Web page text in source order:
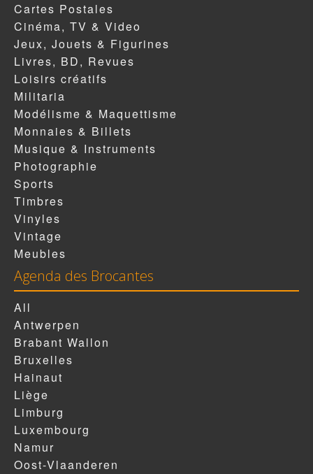
Cartes Postales
Cinéma, TV & Video
Jeux, Jouets & Figurines
Livres, BD, Revues
Loisirs créatifs
Militaria
Modélisme & Maquettisme
Monnaies & Billets
Musique & Instruments
Photographie
Sports
Timbres
Vinyles
Vintage
Meubles
Agenda des Brocantes
All
Antwerpen
Brabant Wallon
Bruxelles
Hainaut
Liège
Limburg
Luxembourg
Namur
Oost-Vlaanderen